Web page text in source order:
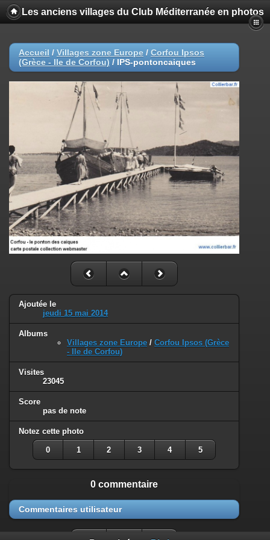
Les anciens villages du Club Méditerranée en photos
Accueil / Villages zone Europe / Corfou Ipsos
(Grèce - Ile de Corfou) / IPS-pontoncaiques
Ajoutée le
jeudi 15 mai 2014
Albums
Villages zone Europe / Corfou Ipsos (Grèce
- Ile de Corfou)
Visites
23045
Score
pas de note
Notez cette photo
0 1 2 3 4 5
0 commentaire
Commentaires utilisateur